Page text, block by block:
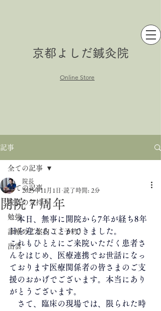
京都よしだ鍼灸院
Online Store
記事
全ての記事
院長の気持ち
勉強
診療のご案内（ご予約）
出雲
全ての記事
開院７周年
院長
2025年11月1日 読了時間: 2分
本日、無事に開院から7年が経ち8年
目を迎えることができました。
これもひとえにご来院いただく患者さ
んをはじめ、医療連携でお世話になっ
ております医療関係者の皆さまのご支
援のおかげでございます。本当にあり
がとうございます。
さて、臨床の現場では、限られた時